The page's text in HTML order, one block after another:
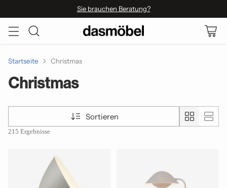
Sie brauchen Beratung?
Startseite Christmas
Christmas
Sortieren
215 Ergebnisse